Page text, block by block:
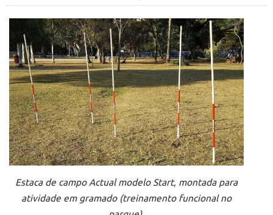
Estaca de campo Actual modelo Start, montada para
atividade em gramado (treinamento funcional no